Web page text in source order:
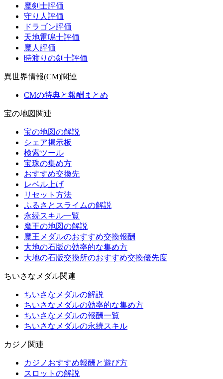
魔剣士評価
守り人評価
ドラゴン評価
天地雷鳴士評価
魔人評価
時渡りの剣士評価
異世界情報(CM)関連
CMの特典と報酬まとめ
宝の地図関連
宝の地図の解説
シェア掲示板
検索ツール
宝珠の集め方
おすすめ交換先
レベル上げ
リセット方法
ふるさとスライムの解説
永続スキル一覧
魔王の地図の解説
魔王メダルのおすすめ交換報酬
大地の石版の効率的な集め方
大地の石版交換所のおすすめ交換優先度
ちいさなメダル関連
ちいさなメダルの解説
ちいさなメダルの効率的な集め方
ちいさなメダルの報酬一覧
ちいさなメダルの永続スキル
カジノ関連
カジノおすすめ報酬と遊び方
スロットの解説